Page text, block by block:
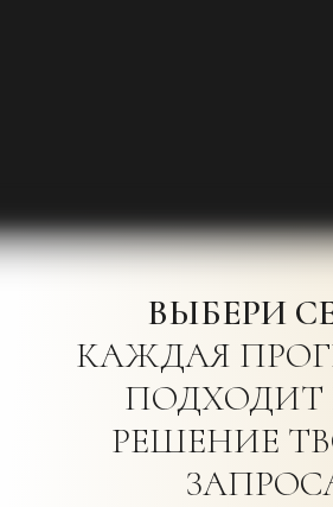
ВЫБЕРИ
КАЖДАЯ
ПОДХОДИТ
РЕШЕНИЕ